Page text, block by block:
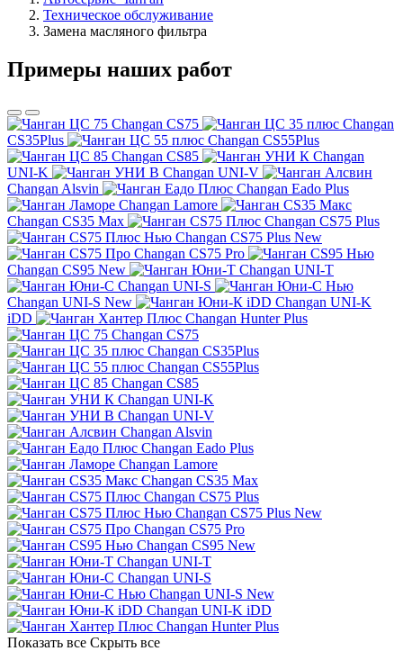
Техническое обслуживание
Замена масляного фильтра
Примеры наших работ
Changan CS75
Changan
CS35Plus
Changan CS55Plus
Changan CS85
Changan
UNI-K
Changan UNI-V
Changan Alsvin
Changan Eado Plus
Changan Lamore
Changan CS35 Max
Changan CS75 Plus
Changan CS75 Plus New
Changan CS75 Pro
Changan CS95 New
Changan UNI-T
Changan UNI-S
Changan UNI-S New
Changan UNI-K
iDD
Changan Hunter Plus
Changan CS75
Changan CS35Plus
Changan CS55Plus
Changan CS85
Changan UNI-K
Changan UNI-V
Changan Alsvin
Changan Eado Plus
Changan Lamore
Changan CS35 Max
Changan CS75 Plus
Changan CS75 Plus New
Changan CS75 Pro
Changan CS95 New
Changan UNI-T
Changan UNI-S
Changan UNI-S New
Changan UNI-K iDD
Changan Hunter Plus
Показать все Скрыть все